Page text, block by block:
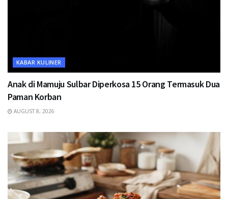
KABAR KULINER
Anak di Mamuju Sulbar Diperkosa 15 Orang Termasuk Dua
Paman Korban
AUGUST 8, 2026